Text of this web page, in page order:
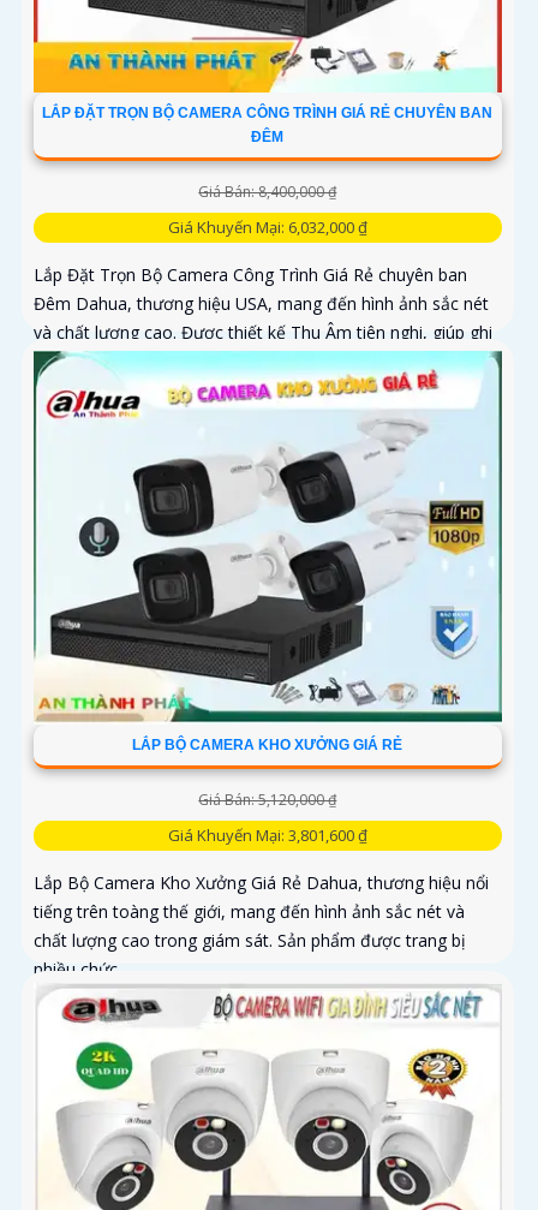
LẮP ĐẶT TRỌN BỘ CAMERA CÔNG TRÌNH GIÁ RẺ CHUYÊN BAN
ĐÊM
Giá Bán: 8,400,000 ₫
Giá Khuyến Mại: 6,032,000 ₫
Lắp Đặt Trọn Bộ Camera Công Trình Giá Rẻ chuyên ban
Đêm Dahua, thương hiệu USA, mang đến hình ảnh sắc nét
và chất lượng cao. Được thiết kế Thu Âm tiên nghi, giúp ghi
lại mọi chi tiết quan trọng một cách rõ ràng
LẮP BỘ CAMERA KHO XƯỞNG GIÁ RẺ
Giá Bán: 5,120,000 ₫
Giá Khuyến Mại: 3,801,600 ₫
Lắp Bộ Camera Kho Xưởng Giá Rẻ Dahua, thương hiệu nổi
tiếng trên toàng thế giới, mang đến hình ảnh sắc nét và
chất lượng cao trong giám sát. Sản phẩm được trang bị
nhiều chức...